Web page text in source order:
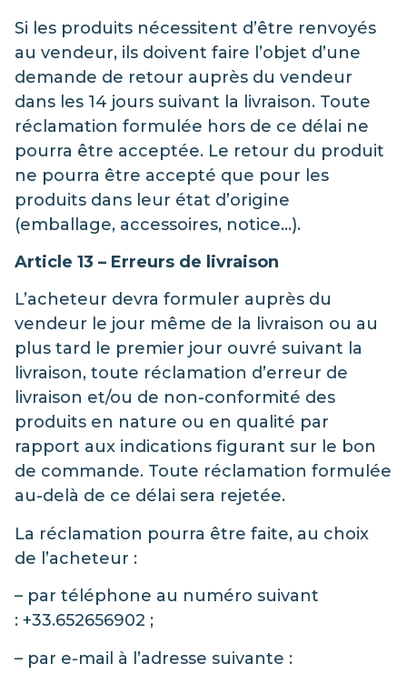
Si les produits nécessitent d’être renvoyés
au vendeur, ils doivent faire l’objet d’une
demande de retour auprès du vendeur
dans les 14 jours suivant la livraison. Toute
réclamation formulée hors de ce délai ne
pourra être acceptée. Le retour du produit
ne pourra être accepté que pour les
produits dans leur état d’origine
(emballage, accessoires, notice…).
Article 13 – Erreurs de livraison
L’acheteur devra formuler auprès du
vendeur le jour même de la livraison ou au
plus tard le premier jour ouvré suivant la
livraison, toute réclamation d’erreur de
livraison et/ou de non-conformité des
produits en nature ou en qualité par
rapport aux indications figurant sur le bon
de commande. Toute réclamation formulée
au-delà de ce délai sera rejetée.
La réclamation pourra être faite, au choix
de l’acheteur :
– par téléphone au numéro suivant
: +33.652656902 ;
– par e-mail à l’adresse suivante :